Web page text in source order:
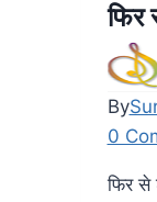
By
0
फिर